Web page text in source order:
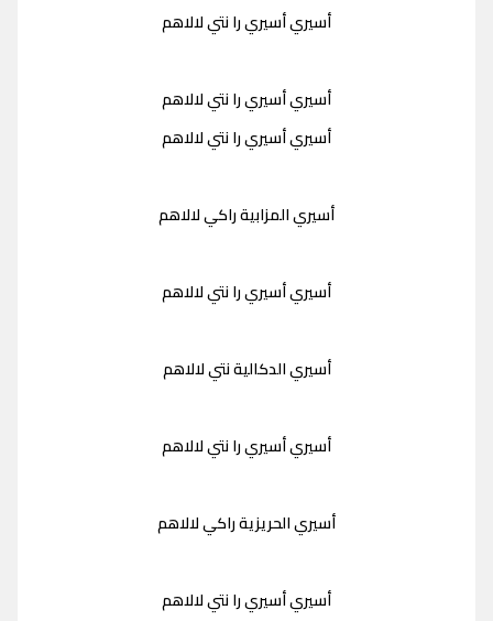
أسيري أسيري را نتي لالاهم
أسيري أسيري را نتي لالاهم
أسيري أسيري را نتي لالاهم
أسيري المزابية راكي لالاهم
أسيري أسيري را نتي لالاهم
أسيري الدكالية نتي لالاهم
أسيري أسيري را نتي لالاهم
أسيري الحريزية راكي لالاهم
أسيري أسيري را نتي لالاهم